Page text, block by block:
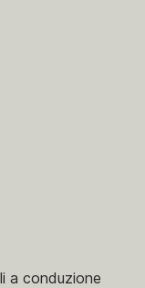
a conduzione